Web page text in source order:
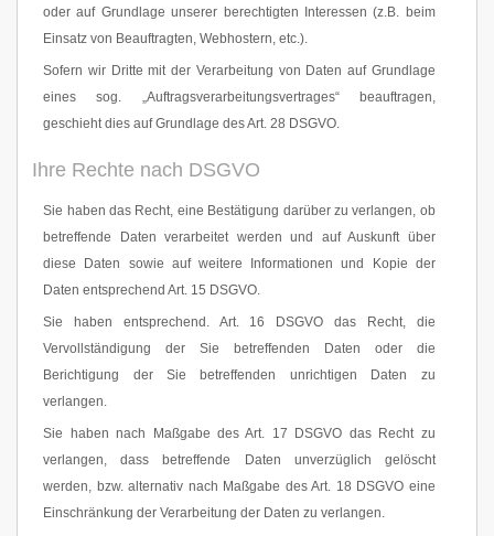
oder auf Grundlage unserer berechtigten Interessen (z.B. beim
Einsatz von Beauftragten, Webhostern, etc.).
Sofern wir Dritte mit der Verarbeitung von Daten auf Grundlage
eines sog. „Auftragsverarbeitungsvertrages“ beauftragen,
geschieht dies auf Grundlage des Art. 28 DSGVO.
Ihre Rechte nach DSGVO
Sie haben das Recht, eine Bestätigung darüber zu verlangen, ob
betreffende Daten verarbeitet werden und auf Auskunft über
diese Daten sowie auf weitere Informationen und Kopie der
Daten entsprechend Art. 15 DSGVO.
Sie haben entsprechend. Art. 16 DSGVO das Recht, die
Vervollständigung der Sie betreffenden Daten oder die
Berichtigung der Sie betreffenden unrichtigen Daten zu
verlangen.
Sie haben nach Maßgabe des Art. 17 DSGVO das Recht zu
verlangen, dass betreffende Daten unverzüglich gelöscht
werden, bzw. alternativ nach Maßgabe des Art. 18 DSGVO eine
Einschränkung der Verarbeitung der Daten zu verlangen.